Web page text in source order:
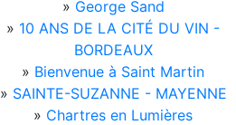
» George Sand
» 10 ANS DE LA CITÉ DU VIN -
BORDEAUX
» Bienvenue à Saint Martin
» SAINTE-SUZANNE - MAYENNE
» Chartres en Lumières